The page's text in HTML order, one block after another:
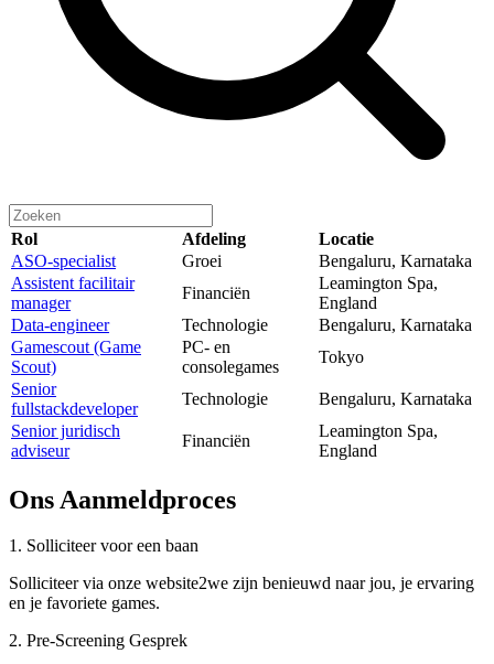
Rol Afdeling
Locatie
ASO-specialist
Groei
Bengaluru, Karnataka
Assistent facilitair
manager
Financiën
Leamington Spa,
England
Data-engineer
Technologie
Bengaluru, Karnataka
Gamescout (Game
Scout)
PC- en
consolegames
Tokyo
Senior
fullstackdeveloper
Technologie
Bengaluru, Karnataka
Senior juridisch
adviseur
Financiën
Leamington Spa,
England
Ons Aanmeldproces
1. Solliciteer voor een baan
Solliciteer via onze website2we zijn benieuwd naar jou, je ervaring
en je favoriete games.
2. Pre-Screening Gesprek